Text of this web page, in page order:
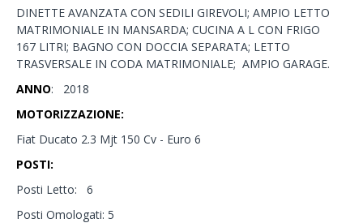
DINETTE AVANZATA CON SEDILI GIREVOLI; AMPIO LETTO
MATRIMONIALE IN MANSARDA; CUCINA A L CON FRIGO
167 LITRI; BAGNO CON DOCCIA SEPARATA; LETTO
TRASVERSALE IN CODA MATRIMONIALE; AMPIO GARAGE.
ANNO: 2018
MOTORIZZAZIONE:
Fiat Ducato 2.3 Mjt 150 Cv - Euro 6
POSTI:
Posti Letto: 6
Posti Omologati: 5